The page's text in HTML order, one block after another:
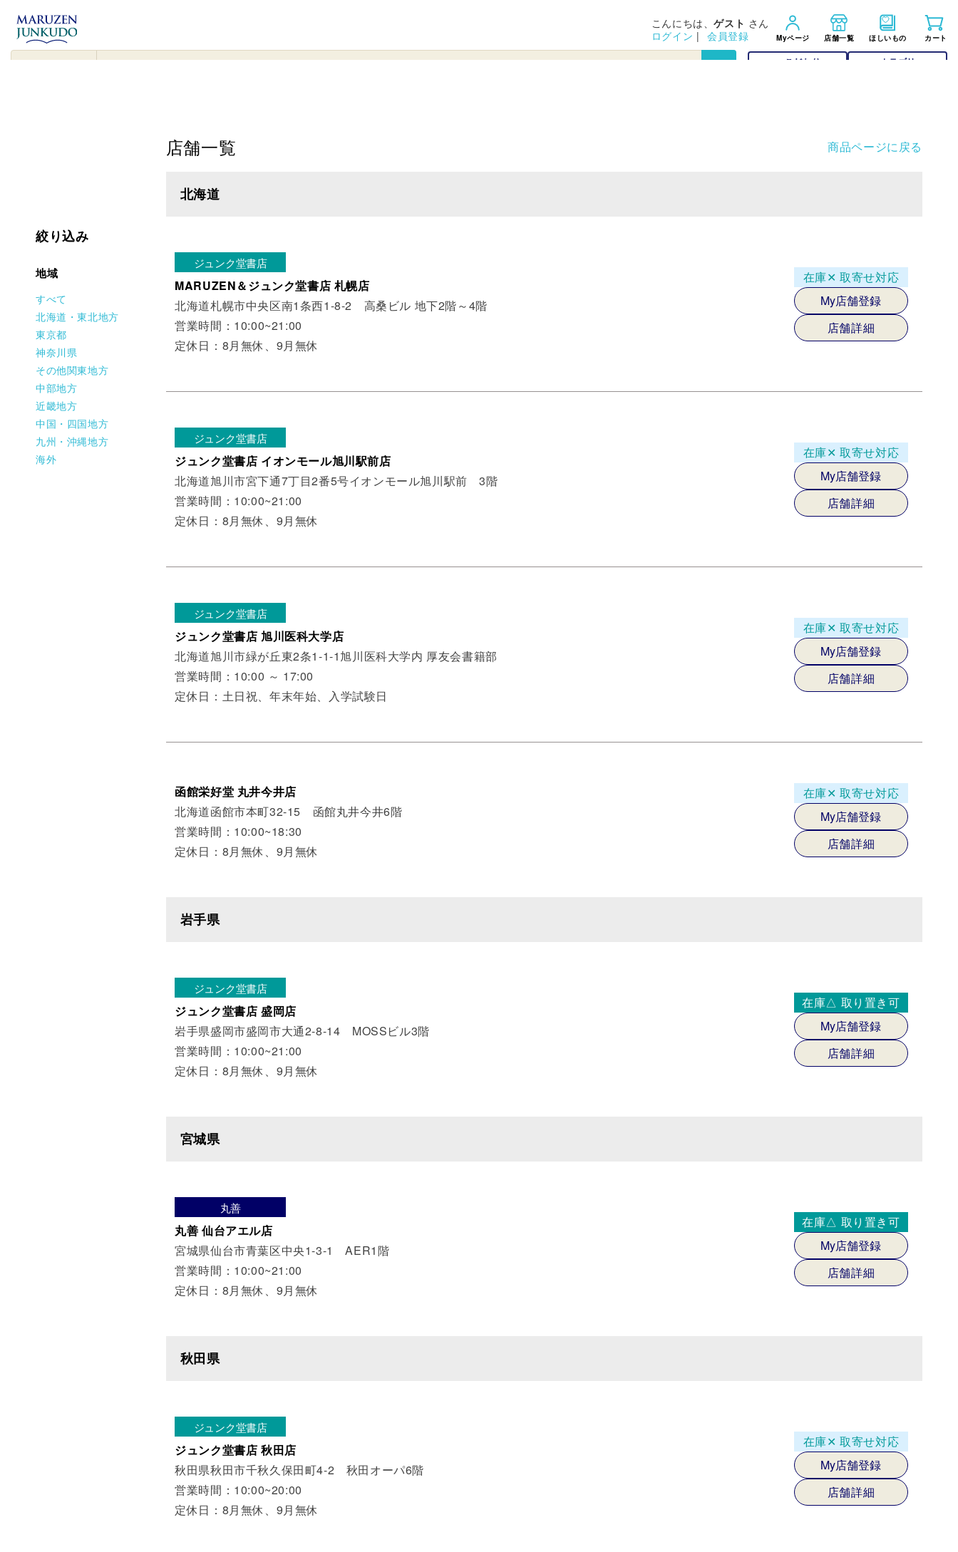
コンテンツ
に進む
▾ こだわり カテゴリー
こんにちは、ゲスト さん
ログイン | 会員登録 Myページ 店舗一覧 ほしいもの カート
絞り込み
地域
すべて
北海道・東北地方
東京都
神奈川県
その他関東地方
中部地方
近畿地方
中国・四国地方
九州・沖縄地方
海外
店舗一覧 商品ページに戻る
北海道
ジュンク堂書店
MARUZEN＆ジュンク堂書店 札幌店
北海道札幌市中央区南1条西1-8-2 高桑ビル 地下2階～4階
営業時間：10:00~21:00
定休日：8月無休、9月無休
在庫✕ 取寄せ対応
My店舗登録
店舗詳細
ジュンク堂書店
ジュンク堂書店 イオンモール旭川駅前店
北海道旭川市宮下通7丁目2番5号イオンモール旭川駅前 3階
営業時間：10:00~21:00
定休日：8月無休、9月無休
在庫✕ 取寄せ対応
My店舗登録
店舗詳細
ジュンク堂書店
ジュンク堂書店 旭川医科大学店
北海道旭川市緑が丘東2条1-1-1旭川医科大学内 厚友会書籍部
営業時間：10:00 ～ 17:00
定休日：土日祝、年末年始、入学試験日
在庫✕ 取寄せ対応
My店舗登録
店舗詳細
函館栄好堂 丸井今井店
北海道函館市本町32-15 函館丸井今井6階
営業時間：10:00~18:30
定休日：8月無休、9月無休
在庫✕ 取寄せ対応
My店舗登録
店舗詳細
岩手県
ジュンク堂書店
ジュンク堂書店 盛岡店
岩手県盛岡市盛岡市大通2-8-14 MOSSビル3階
営業時間：10:00~21:00
定休日：8月無休、9月無休
在庫△ 取り置き可
My店舗登録
店舗詳細
宮城県
丸善
丸善 仙台アエル店
宮城県仙台市青葉区中央1-3-1 AER1階
営業時間：10:00~21:00
定休日：8月無休、9月無休
在庫△ 取り置き可
My店舗登録
店舗詳細
秋田県
ジュンク堂書店
ジュンク堂書店 秋田店
秋田県秋田市千秋久保田町4-2 秋田オーパ6階
営業時間：10:00~20:00
定休日：8月無休、9月無休
在庫✕ 取寄せ対応
My店舗登録
店舗詳細